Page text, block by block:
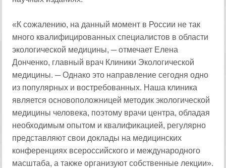
«К сожалению, на данный момент в России не так
много квалифицированных специалистов в области
экологической медицины, ─ отмечает Елена
Донченко, главный врач Клиники Экологической
медицины. ─ Однако это направление сегодня одно
из популярных и востребованных. Наша клиника
является основоположницей методик экологической
медицины человека, поэтому врачи центра, обладая
необходимым опытом и квалификацией, регулярно
представляют свои доклады на медицинских
конференциях всероссийского и международного
масштаба, а также организуют собственные лекции».